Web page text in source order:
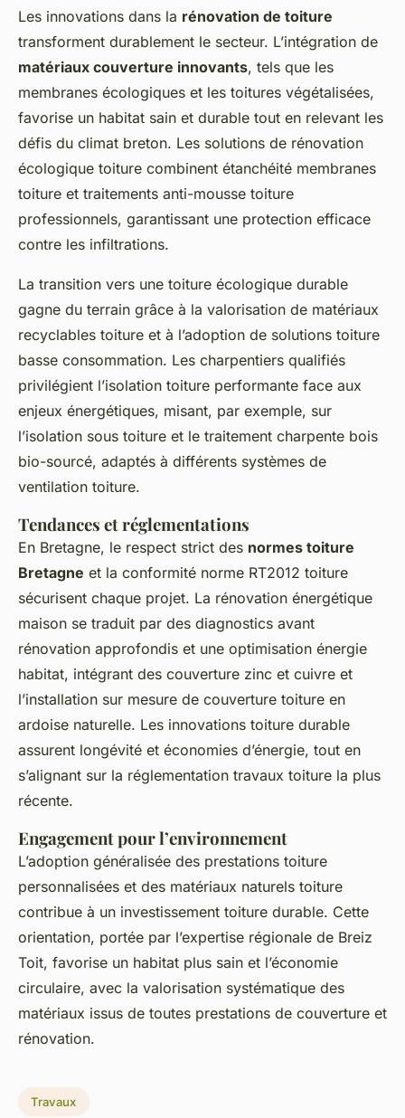
Les innovations dans la rénovation de toiture
transforment durablement le secteur. L’intégration de
matériaux couverture innovants, tels que les
membranes écologiques et les toitures végétalisées,
favorise un habitat sain et durable tout en relevant les
défis du climat breton. Les solutions de rénovation
écologique toiture combinent étanchéité membranes
toiture et traitements anti-mousse toiture
professionnels, garantissant une protection efficace
contre les infiltrations.
La transition vers une toiture écologique durable
gagne du terrain grâce à la valorisation de matériaux
recyclables toiture et à l’adoption de solutions toiture
basse consommation. Les charpentiers qualifiés
privilégient l’isolation toiture performante face aux
enjeux énergétiques, misant, par exemple, sur
l’isolation sous toiture et le traitement charpente bois
bio-sourcé, adaptés à différents systèmes de
ventilation toiture.
Tendances et réglementations
En Bretagne, le respect strict des normes toiture
Bretagne et la conformité norme RT2012 toiture
sécurisent chaque projet. La rénovation énergétique
maison se traduit par des diagnostics avant
rénovation approfondis et une optimisation énergie
habitat, intégrant des couverture zinc et cuivre et
l’installation sur mesure de couverture toiture en
ardoise naturelle. Les innovations toiture durable
assurent longévité et économies d’énergie, tout en
s’alignant sur la réglementation travaux toiture la plus
récente.
Engagement pour l’environnement
L’adoption généralisée des prestations toiture
personnalisées et des matériaux naturels toiture
contribue à un investissement toiture durable. Cette
orientation, portée par l’expertise régionale de Breiz
Toit, favorise un habitat plus sain et l’économie
circulaire, avec la valorisation systématique des
matériaux issus de toutes prestations de couverture et
rénovation.
Travaux